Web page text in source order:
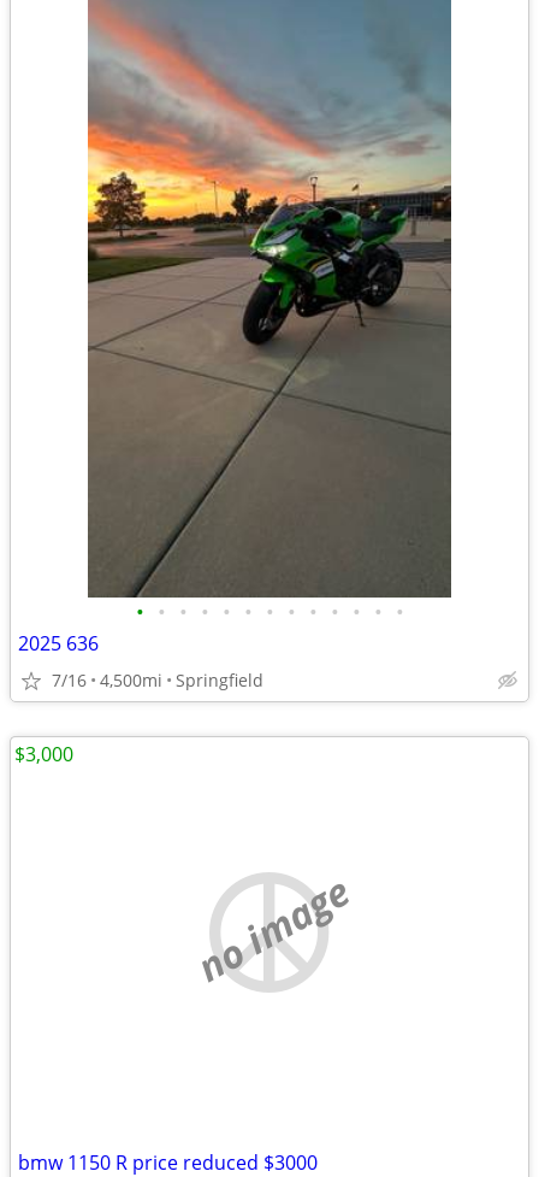
• • • • • • • • • • • • •
2025 636
7/16 4,500mi Springfield
no image
bmw 1150 R price reduced $3000
$3,000